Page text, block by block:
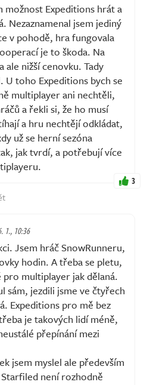
možnost Expeditions hrát a
Nezaznamenal jsem jediný
v pohodě, hra fungovala
je to škoda. Na
nižší cenovku. Tady
U toho Expeditions bych se
multiplayer ani nechtěli,
a řekli si, že ho musí
a hru nechtějí odkládat,
už se herní sezóna
jak tvrdí, a potřebují více
3
1., 10:36
Jsem hráč SnowRunneru,
hodin. A třeba se pletu,
multiplayer jak dělaná.
sám, jezdili jsme ve čtyřech
Expeditions pro mě bez
je takových lidí méně,
přepínání mezi
jsem myslel ale především
není rozhodně